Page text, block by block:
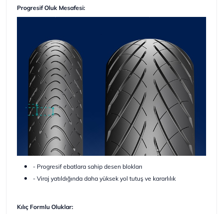
Progresif Oluk Mesafesi:
- Progresif ebatlara sahip desen blokları
- Viraj yatıldığında daha yüksek yol tutuş ve kararlılık
Kılıç Formlu Oluklar: